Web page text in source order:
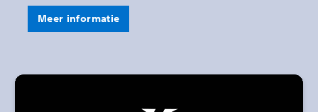
Meer informatie